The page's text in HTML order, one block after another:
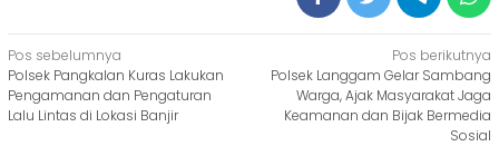
Navigasi
pos
Pos sebelumnya
Polsek Pangkalan Kuras Lakukan
Pengamanan dan Pengaturan
Lalu Lintas di Lokasi Banjir
Pos berikutnya
Polsek Langgam Gelar Sambang
Warga, Ajak Masyarakat Jaga
Keamanan dan Bijak Bermedia
Sosial